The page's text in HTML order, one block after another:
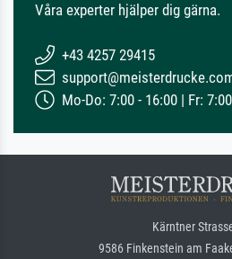
Våra experter hjälper dig gärna.
+43 4257 29415
Mo-Do: 7:00 - 16:00 | Fr:
Kärntner
9586 Finkenstein am